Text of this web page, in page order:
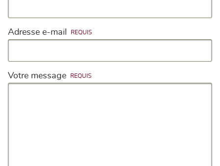
Adresse e-mail
Votre message